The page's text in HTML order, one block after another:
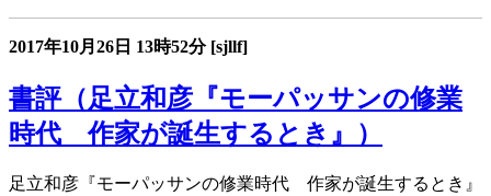
2017年10月26日 13時52分 [sjllf]
書評（足立和彦『モーパッサンの修業
時代 作家が誕生するとき』）
足立和彦『モーパッサンの修業時代 作家が誕生するとき』